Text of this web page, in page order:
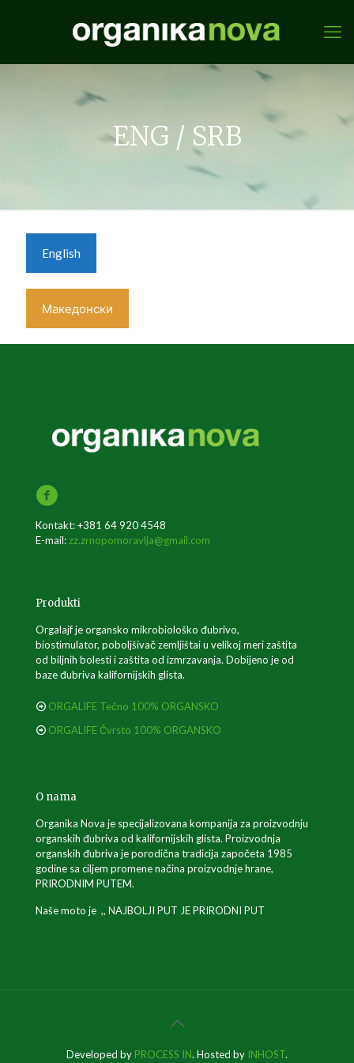
ENG / SRB
English
Македонски
Kontakt: +381 64 920 4548
E-mail:zz.zrnopomoravlja@gmail.com
Produkti
Orgalajf je organsko mikrobiološko đubrivo,
biostimulator, poboljšivač zemljištai u velikoj meri zaštita
od biljnih bolesti i zaštita od izmrzavanja. Dobijeno je od
baze đubriva kalifornijskih glista.
ORGALIFE Tečno 100% ORGANSKO
ORGALIFE Čvrsto 100% ORGANSKO
O nama
Organika Nova je specijalizovana kompanija za proizvodnju
organskih đubriva od kalifornijskih glista. Proizvodnja
organskih đubriva je porodična tradicija započeta 1985
godine sa ciljem promene načina proizvodnje hrane,
PRIRODNIM PUTEM.
Naše moto je ,, NAJBOLJI PUT JE PRIRODNI PUT
Developed by PROCESS IN. Hosted by INHOST.